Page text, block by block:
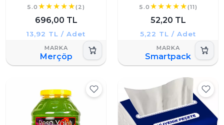
5.0 (2)
696,00 TL
13,92 TL / Adet
Merçöp
5.0 (11)
52,20 TL
5,22 TL / Adet
Smartpack